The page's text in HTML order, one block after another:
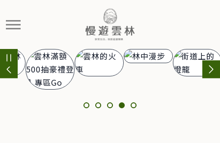
官方網站
慢遊雲林，享受生活 就是這麼簡單
精選活動